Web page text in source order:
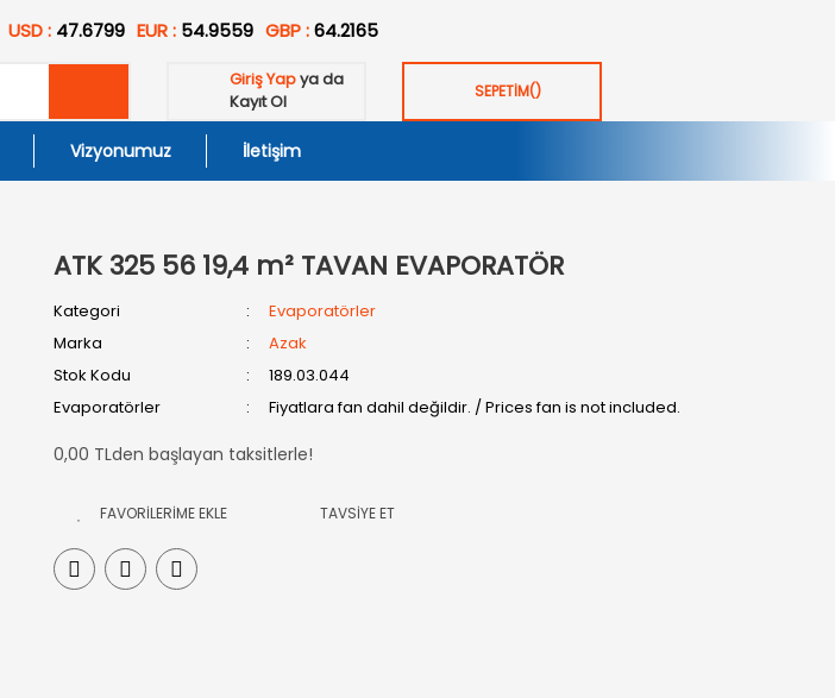
USD : 47.6799 EUR : 54.9559 GBP :64.2165
Giriş Yapya da
Kayıt Ol
SEPETİM()
Vizyonumuz İletişim
ATK 325 56 19,4 m² TAVAN EVAPORATÖR
Kategori
Evaporatörler
Marka
Azak
Stok Kodu
189.03.044
Evaporatörler
Fiyatlara fan dahil değildir. / Prices fan is not included.
0,00 TLden başlayan taksitlerle!
TAVSİYE ET